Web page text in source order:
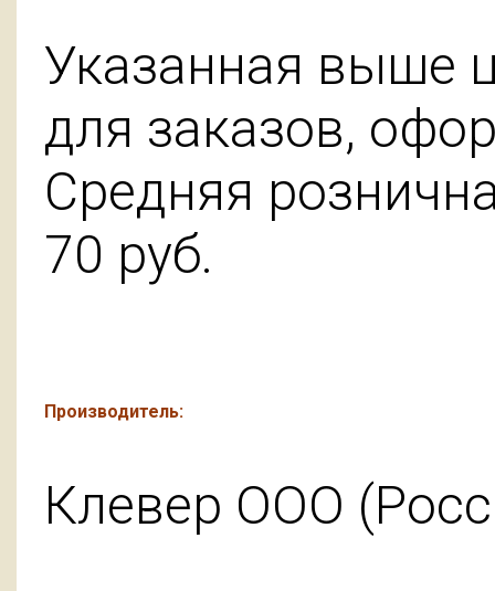
Указанная выше
для заказов,
Средняя
70 руб.
Производитель:
Клевер ООО